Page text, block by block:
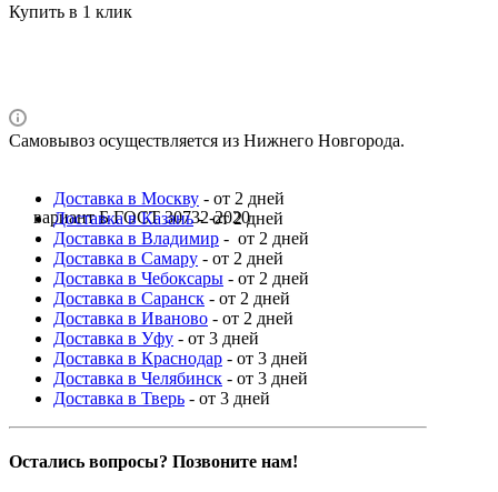
вариант Б ГОСТ 30732-2020
Купить в 1 клик
Самовывоз осуществляется из Нижнего Новгорода.
Доставка в Москву - от 2 дней
Доставка в Казань- от 2 дней
Доставка в Владимир - от 2 дней
Доставка в Самару - от 2 дней
Доставка в Чебоксары - от 2 дней
Доставка в Саранск - от 2 дней
Доставка в Иваново - от 2 дней
Доставка в Уфу - от 3 дней
Доставка в Краснодар - от 3 дней
Доставка в Челябинск - от 3 дней
Доставка в Тверь - от 3 дней
Остались вопросы? Позвоните нам!